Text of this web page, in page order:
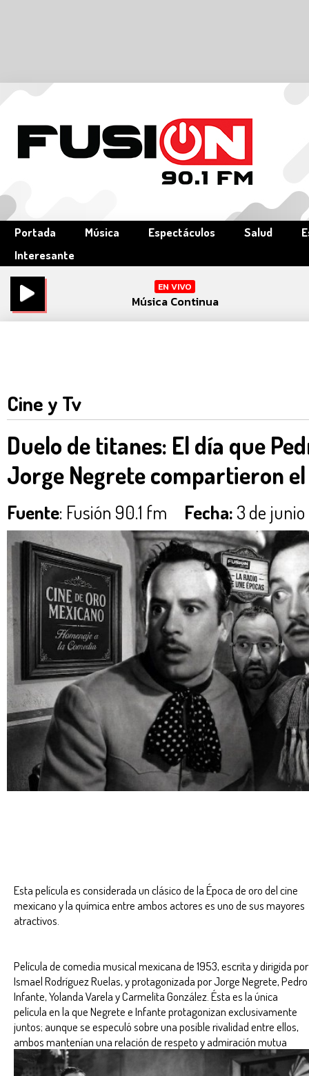
Portada Música Espectáculos Salud
Interesante
EN VIVO
Música Continua
Cine y Tv
Duelo de titanes: El día que
Jorge Negrete compartieron
Fuente: Fusión 90.1 fm Fecha: 3 de
Esta película es considerada un clásico de la Época de oro del cine
mexicano y la química entre ambos actores es uno de sus mayores
atractivos.
Película de comedia musical mexicana de 1953, escrita y dirigida por
Ismael Rodríguez Ruelas, y protagonizada por Jorge Negrete, Pedro
Infante, Yolanda Varela y Carmelita González. Ésta es la única
película en la que Negrete e Infante protagonizan exclusivamente
juntos; aunque se especuló sobre una posible rivalidad entre ellos,
ambos mantenían una relación de respeto y admiración mutua